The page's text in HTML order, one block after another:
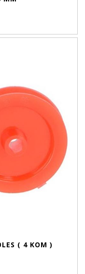
( 4 KOM )